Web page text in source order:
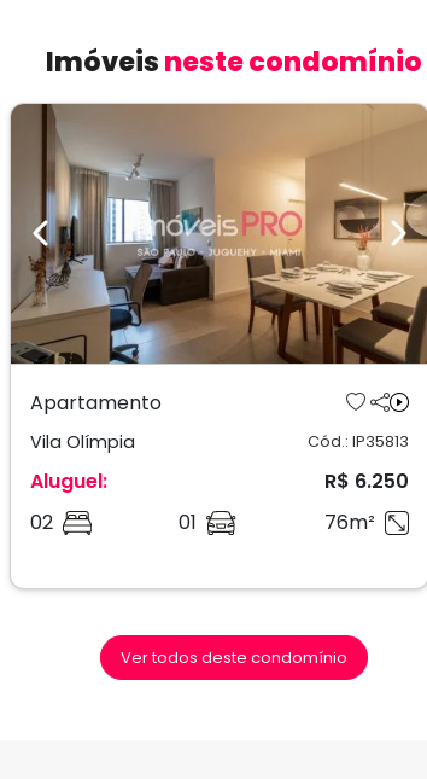
Imóveisneste condomínio
Previous Next
Apartamento
Vila Olímpia Cód.: IP35813
Aluguel:
R$ 6.250
02
01 76m²
Ver todos deste condomínio